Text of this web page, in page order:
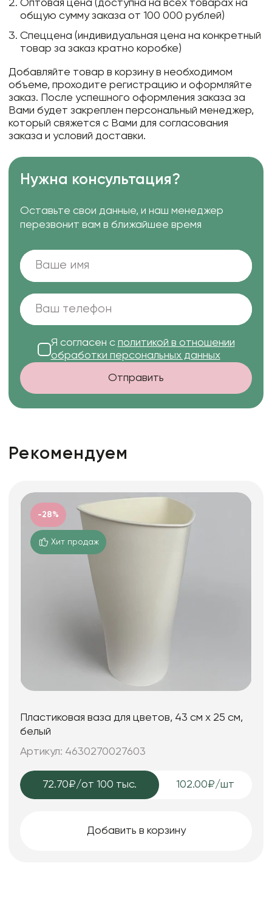
Оптовая цена (доступна на всех товарах на
общую сумму заказа от 100 000 рублей)
Спеццена (индивидуальная цена на конкретный
товар за заказ кратно коробке)
Добавляйте товар в корзину в необходимом
объеме, проходите регистрацию и оформляйте
заказ. После успешного оформления заказа за
Вами будет закреплен персональный менеджер,
который свяжется с Вами для согласования
заказа и условий доставки.
Нужна консультация?
Оставьте свои данные, и наш менеджер
перезвонит вам в ближайшее время
Я согласен с политикой в отношении
обработки персональных данных
Отправить
Рекомендуем
-28%
Хит продаж
Пластиковая ваза для цветов, 43 см х 25 см,
белый
Артикул: 4630270027603
72.70₽/от 100 тыс. 102.00₽/шт
Добавить в корзину